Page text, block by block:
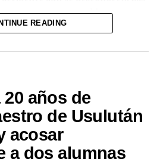
se encuentran en el lugar
correspondientes para
registró congestión vehicular
labores de atención a los
los vehículos involucrados.
READING
años de
de Usulután
acosar
a dos alumnas